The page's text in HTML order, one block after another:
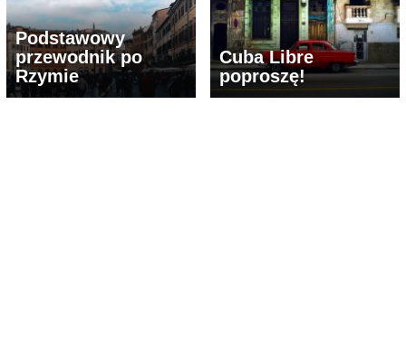
Podstawowy
przewodnik po
Rzymie
Cuba Libre
poproszę!